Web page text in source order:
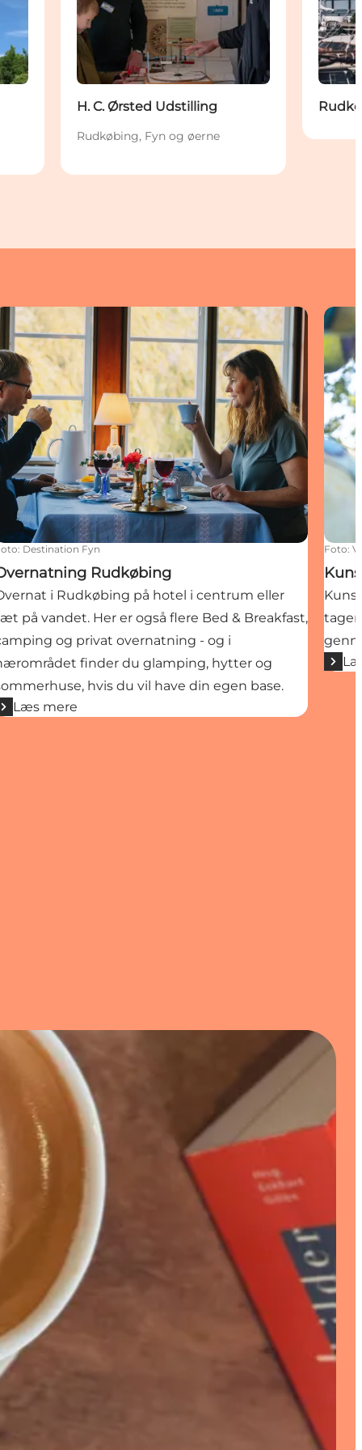
H. C. Ørsted Udstilling
Rudkøbing, Fyn og øerne
Rudkøbing
: Destination Fyn
Rudkøbing
i Rudkøbing på hotel i centrum eller
på vandet. Her er også flere Bed & Breakfast,
og privat overnatning - og i
finder du glamping, hytter og
hvis du vil have din egen base.
Læs mere
Foto:
tager